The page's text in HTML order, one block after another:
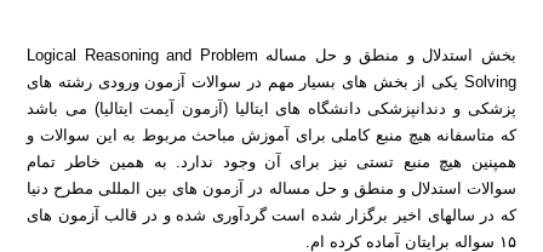
بخش استدلال و منطق و حل مساله Logical Reasoning and Problem
Solving یکی از بخش های بسیار مهم در سوالات آزمون ورودی رشته های
پزشکی و دندانپزشکی دانشگاه های ایتالیا (آزمون آیمت ایتالیا) می باشد
که متاسفانه هیچ منبع کاملی برای آموزش مباحث مربوط به این سوالات و
همپنین هیچ منبع تستی نیز برای آن وجود ندارد. به همین خاطر تمام
سوالات استدلال و منطق و حل مساله در آزمون های بین المللی مطرح دنیا
که در سالهای اخیر برگزار شده است گردآوری شده و در قالب آزمون های
۱۵ سواله برایتان آماده کرده ام.